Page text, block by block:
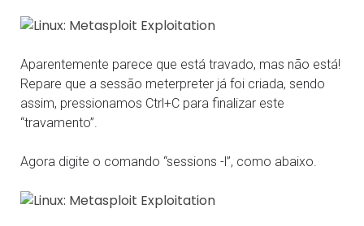
Aparentemente parece que está travado, mas não está!
Repare que a sessão meterpreter já foi criada, sendo
assim, pressionamos Ctrl+C para finalizar este
“travamento”.
Agora digite o comando “sessions -l”, como abaixo.